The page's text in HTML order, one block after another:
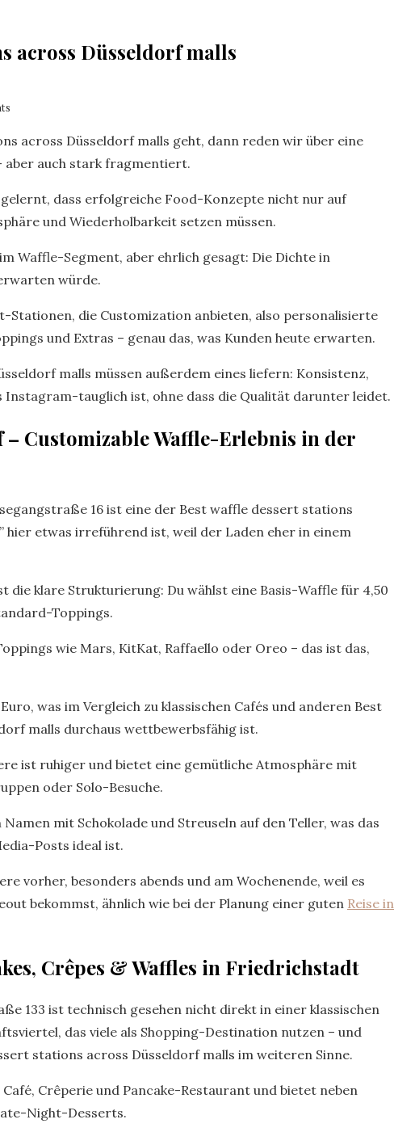
across Düsseldorf malls
across Düsseldorf malls geht, dann reden wir über eine
aber auch stark fragmentiert.
dass erfolgreiche Food-Konzepte nicht nur auf
und Wiederholbarkeit setzen müssen.
Waffle-Segment, aber ehrlich gesagt: Die Dichte in
würde.
Stationen, die Customization anbieten, also personalisierte
und Extras – genau das, was Kunden heute erwarten.
malls müssen außerdem eines liefern: Konsistenz,
Instagram-tauglich ist, ohne dass die Qualität darunter leidet.
– Customizable Waffle-Erlebnis in der
16 ist eine der Best waffle dessert stations
hier etwas irreführend ist, weil der Laden eher in einem
die klare Strukturierung: Du wählst eine Basis-Waffle für 4,50
Toppings.
wie Mars, KitKat, Raffaello oder Oreo – das ist das,
was im Vergleich zu klassischen Cafés und anderen Best
malls durchaus wettbewerbsfähig ist.
ist ruhiger und bietet eine gemütliche Atmosphäre mit
oder Solo-Besuche.
mit Schokolade und Streuseln auf den Teller, was das
Posts ideal ist.
vorher, besonders abends und am Wochenende, weil es
bekommst, ähnlich wie bei der Planung einer guten Reise in
Crêpes & Waffles in Friedrichstadt
133 ist technisch gesehen nicht direkt in einer klassischen
das viele als Shopping-Destination nutzen – und
stations across Düsseldorf malls im weiteren Sinne.
Crêperie und Pancake-Restaurant und bietet neben
Night-Desserts.